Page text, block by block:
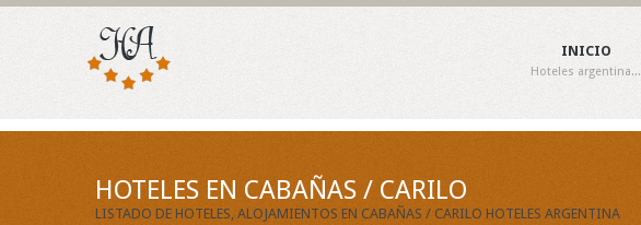
INICIO
Hoteles argentina...
HOTELES EN CABAÑAS / CARILO
LISTADO DE HOTELES, ALOJAMIENTOS EN CABAÑAS / CARILO HOTELES ARGENTINA